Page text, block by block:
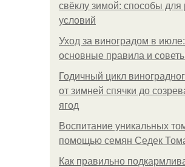
свёклу зимой: способы для
условий
Уход за виноградом в июле:
основные правила и
Годичный цикл
от зимней спячки до
ягод
Воспитание уникальных
помощью семян Седек
Как правильно